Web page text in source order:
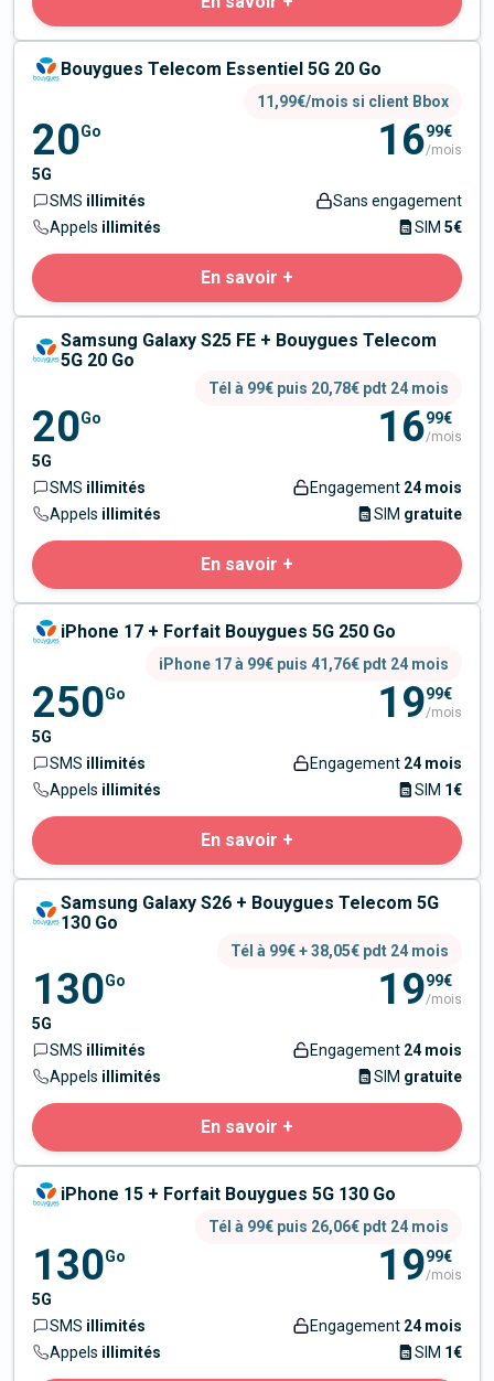
Bouygues Telecom Essentiel 5G 20 Go
11,99€/mois si client Bbox
20Go
5G
SMS illimités
Appels illimités
1699€
/mois
Sans engagement
SIM 5€
En savoir +
Samsung Galaxy S25 FE + Bouygues Telecom
5G 20 Go
Tél à 99€ puis 20,78€ pdt 24 mois
20Go
5G
SMS illimités
Appels illimités
1699€
/mois
Engagement 24 mois
SIM gratuite
En savoir +
iPhone 17 + Forfait Bouygues 5G 250 Go
iPhone 17 à 99€ puis 41,76€ pdt 24 mois
250Go
5G
SMS illimités
Appels illimités
1999€
/mois
Engagement 24 mois
SIM 1€
En savoir +
Samsung Galaxy S26 + Bouygues Telecom 5G
130 Go
Tél à 99€ + 38,05€ pdt 24 mois
130Go
5G
SMS illimités
Appels illimités
1999€
/mois
Engagement 24 mois
SIM gratuite
En savoir +
iPhone 15 + Forfait Bouygues 5G 130 Go
Tél à 99€ puis 26,06€ pdt 24 mois
130Go
5G
SMS illimités
Appels illimités
1999€
/mois
Engagement 24 mois
SIM 1€